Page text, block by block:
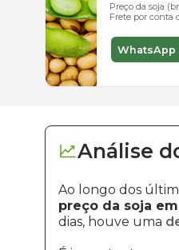
Preço da soja
Frete por conta
WhatsApp
Análise
Ao longo dos
preço da soja
dias, houve uma